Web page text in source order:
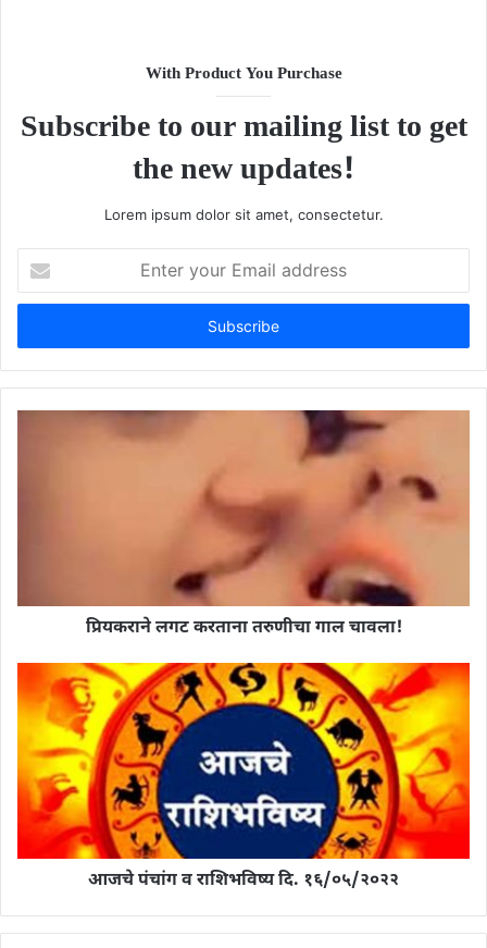
With Product You Purchase
Subscribe to our mailing list to get
the new updates!
Lorem ipsum dolor sit amet, consectetur.
your
Email
प्रियकराने लगट करताना तरुणीचा गाल चावला!
आजचे पंचांग व राशिभविष्य दि. १६/०५/२०२२